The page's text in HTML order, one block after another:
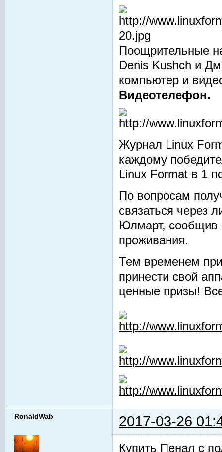
Поощрительные
Denis Kushch и
компьютер и
Видеотелефон.
Журнал Linux
каждому
Linux Format в 1
По вопросам
связаться через
Юлмарт, сообщив
проживания.
Тем временем
принести свой
ценные призы!
RonaldWab 2017-03-26
Купить Пенал с